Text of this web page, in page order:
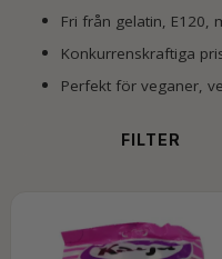
Fri från gelatin, E120,
Konkurrenskraftiga
Perfekt för veganer,
FILTER